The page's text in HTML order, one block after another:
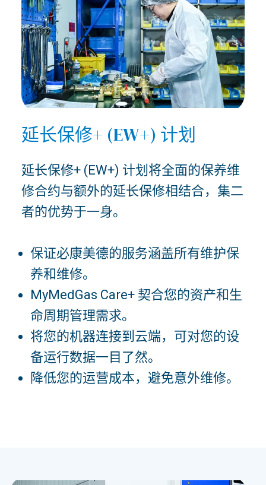
延长保修+ (EW+) 计划
延长保修+ (EW+) 计划将全面的保养维
修合约与额外的延长保修相结合，集二
者的优势于一身。
保证必康美德的服务涵盖所有维护保
养和维修。
MyMedGas Care+ 契合您的资产和生
命周期管理需求。
将您的机器连接到云端，可对您的设
备运行数据一目了然。
降低您的运营成本，避免意外维修。